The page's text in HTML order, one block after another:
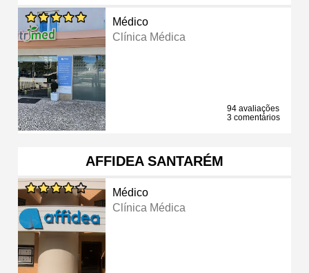
Médico
Clínica Médica
94 avaliações
3 comentários
AFFIDEA SANTARÉM
Médico
Clínica Médica